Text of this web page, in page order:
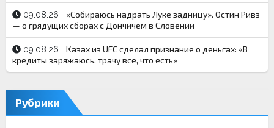
09.08.26
«Собираюсь надрать Луке задницу». Остин Ривз
— о грядущих сборах с Дончичем в Словении
09.08.26
Казах из UFC сделал признание о деньгах: «В
кредиты заряжаюсь, трачу все, что есть»
Рубрики